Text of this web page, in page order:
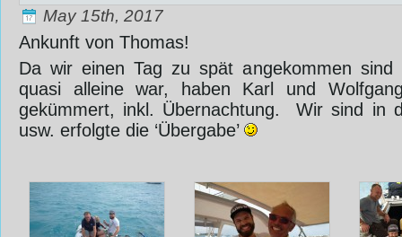
May 15th, 2017
Ankunft von Thomas!
Da wir einen Tag zu spät angekommen
quasi alleine war, haben Karl und
gekümmert, inkl. Übernachtung. ‎ Wir sind in
usw. erfolgte die ‘Übergabe’